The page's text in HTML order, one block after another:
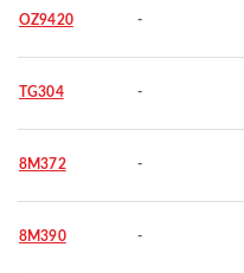
OZ9420 -
TG304 -
8M372 -
8M390 -